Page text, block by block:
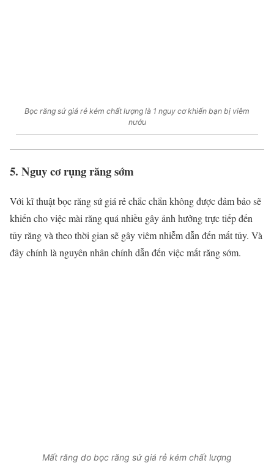
Bọc răng sứ giá rẻ kém chất lượng là 1 nguy cơ khiến bạn bị viêm
nướu
5. Nguy cơ rụng răng sớm
Với kĩ thuật bọc răng sứ giá rẻ chắc chắn không được đảm bảo sẽ
khiến cho việc mài răng quá nhiều gây ảnh hưởng trực tiếp đến
tủy răng và theo thời gian sẽ gây viêm nhiễm dẫn đến mất tủy. Và
đây chính là nguyên nhân chính dẫn đến việc mất răng sớm.
Mất răng do bọc răng sứ giá rẻ kém chất lượng